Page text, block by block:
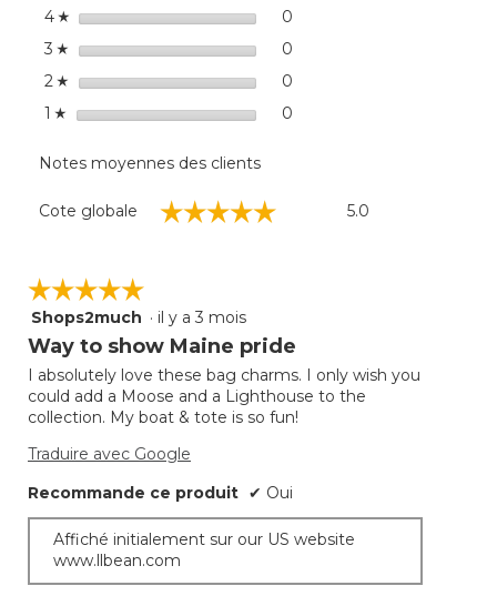
4 ☆ étoiles 0
3 ☆ étoiles 0
2 ☆ étoiles 0
1 ☆ étoiles 0
Notes moyennes des clients
Cote globale ☆☆☆☆☆
☆☆☆☆☆ 5.0
sur
5.
☆☆☆☆☆
☆☆☆☆☆
5
étoile(s)
5.
Shops2much · il y a 3 mois
Way to show Maine pride
I absolutely love these bag charms. I only wish you
could add a Moose and a Lighthouse to the
collection. My boat & tote is so fun!
Traduire avec Google
Recommande ce produit ✔ Oui
Affiché initialement sur our US website
www.llbean.com